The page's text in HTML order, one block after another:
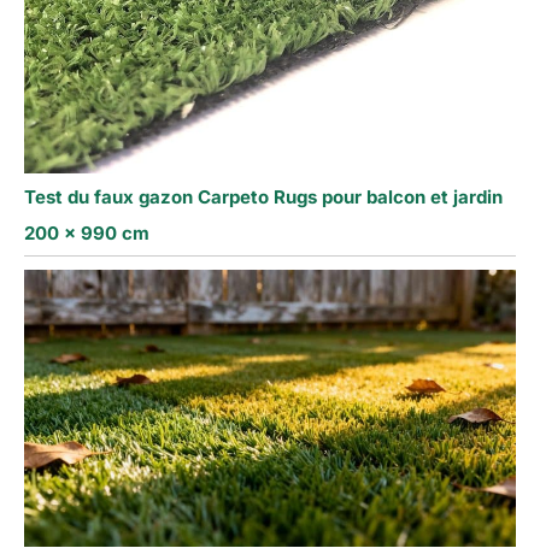
Test du faux gazon Carpeto Rugs pour balcon et jardin
200 x 990 cm